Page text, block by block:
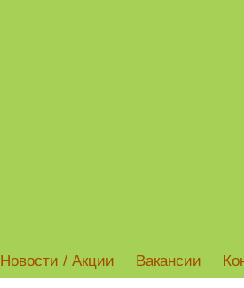
Новости / Акции Вакансии